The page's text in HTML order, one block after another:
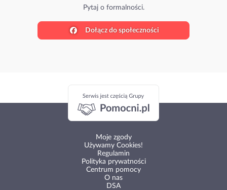
Dołącz do społeczności
Moje zgody
Używamy Cookies!
Regulamin
Polityka prywatności
Centrum pomocy
O nas
DSA